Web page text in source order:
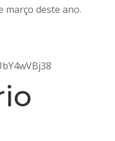
março deste ano.